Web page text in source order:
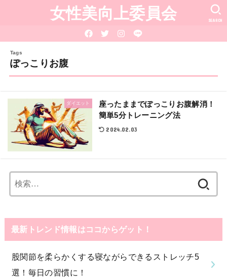
女性美向上委員会 SEARCH
ぽっこりお腹
ダイエット
座ったままでぽっこりお腹解消！
簡単5分トレーニング法
2024.02.03
索:
最新トレンド情報はココからゲット！
股関節を柔らかくする寝ながらできるストレッチ5
選！毎日の習慣に！